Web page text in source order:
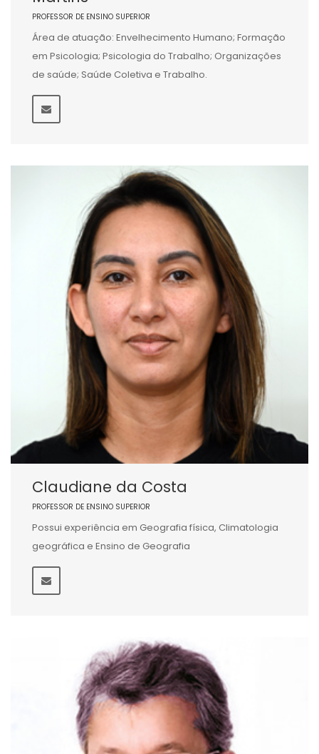
PROFESSOR DE ENSINO SUPERIOR
Área de atuação: Envelhecimento Humano; Formação
em Psicologia; Psicologia do Trabalho; Organizações
de saúde; Saúde Coletiva e Trabalho.
Claudiane da Costa
PROFESSOR DE ENSINO SUPERIOR
Possui experiência em Geografia física, Climatologia
geográfica e Ensino de Geografia